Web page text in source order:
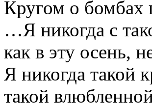
Кругом о бомбах
…Я никогда с
как в эту осень,
Я никогда такой
такой